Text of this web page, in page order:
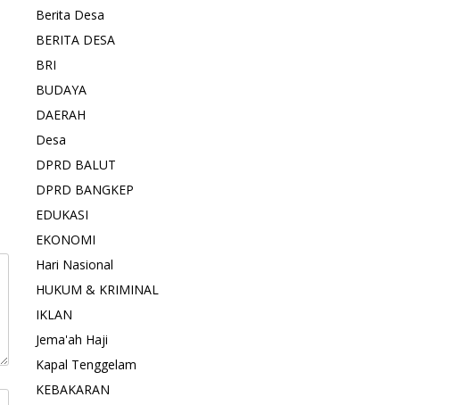
Berita Desa
BERITA DESA
BRI
BUDAYA
DAERAH
Desa
DPRD BALUT
DPRD BANGKEP
EDUKASI
EKONOMI
Hari Nasional
HUKUM & KRIMINAL
IKLAN
Jema'ah Haji
Kapal Tenggelam
KEBAKARAN